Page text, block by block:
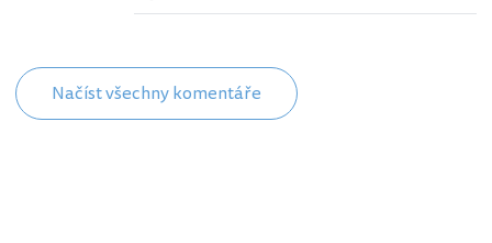
Načíst všechny komentáře